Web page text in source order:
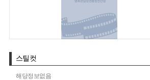
스틸컷
해당정보없음